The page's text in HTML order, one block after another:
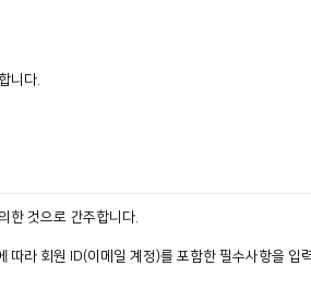
니다.
한 것으로 간주합니다.
회원 ID(이메일 계정)를 포함한 필수사항을 입